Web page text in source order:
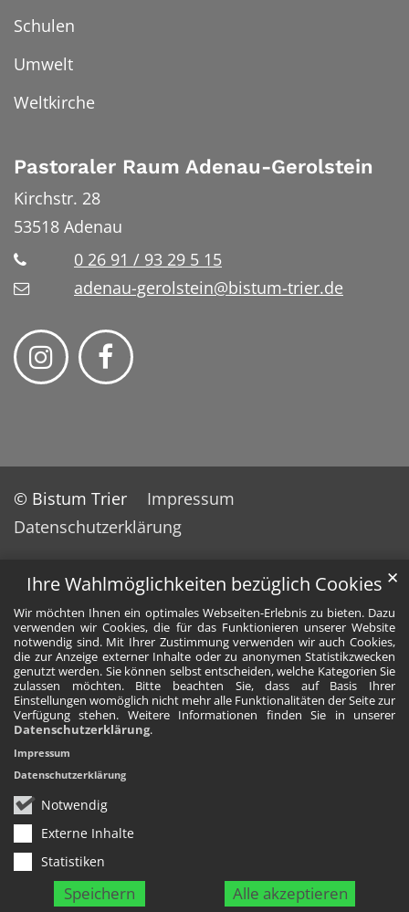
Ihre Wahlmöglichkeiten bezüglich Cookies
Wir möchten Ihnen ein optimales Webseiten-Erlebnis zu bieten. Dazu
verwenden wir Cookies, die für das Funktionieren unserer Website
notwendig sind. Mit Ihrer Zustimmung verwenden wir auch Cookies,
die zur Anzeige externer Inhalte oder zu anonymen Statistikzwecken
genutzt werden. Sie können selbst entscheiden, welche Kategorien Sie
zulassen möchten. Bitte beachten Sie, dass auf Basis Ihrer
Einstellungen womöglich nicht mehr alle Funktionalitäten der Seite zur
Verfügung stehen. Weitere Informationen finden Sie in unserer
Datenschutzerklärung.
Notwendig
Externe Inhalte
Statistiken
Speichern Alle akzeptieren
✕
Impressum
Datenschutzerklärung
Schulen
Umwelt
Weltkirche
Pastoraler Raum Adenau-Gerolstein
Kirchstr. 28
53518 Adenau
0 26 91 / 93 29 5 15
adenau-gerolstein@bistum-trier.de
© Bistum Trier
Impressum
Datenschutzerklärung